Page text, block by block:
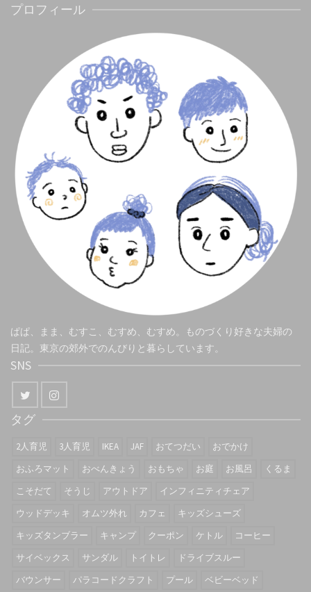
プロフィール
ぱぱ、まま、むすこ、むすめ、むすめ。ものづくり好きな夫婦の
日記。東京の郊外でのんびりと暮らしています。
SNS
タグ
2人育児 3人育児 IKEA JAF おてつだい
おでかけ
おふろマット
おべんきょう おもちゃ お庭 お風呂
くるま
こそだて
そうじ アウトドア
インフィニティチェア
ウッドデッキ
オムツ外れ カフェ
キッズシューズ
キッズタンブラー
キャンプ クーポン ケトル
コーヒー
サイベックス
サンダル トイトレ
ドライブスルー
バウンサー
パラコードクラフト プール ベビーベッド